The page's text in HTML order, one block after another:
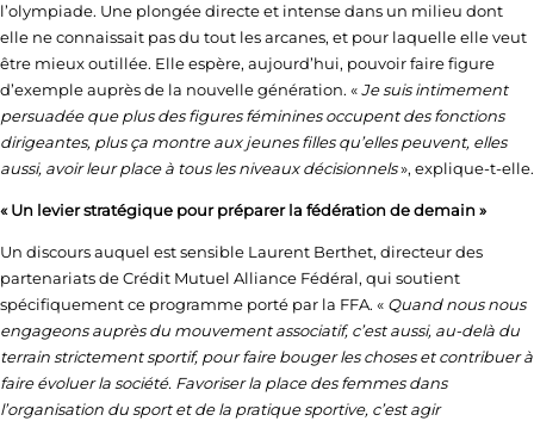
l’olympiade. Une plongée directe et intense dans un milieu dont
elle ne connaissait pas du tout les arcanes, et pour laquelle elle veut
être mieux outillée. Elle espère, aujourd’hui, pouvoir faire figure
d’exemple auprès de la nouvelle génération. «Je suis intimement
persuadée que plus des figures féminines occupent des fonctions
dirigeantes, plus ça montre aux jeunes filles qu’elles peuvent, elles
aussi, avoir leur place à tous les niveaux décisionnels», explique-t-elle.
« Un levier stratégique pour préparer la fédération de demain »
Un discours auquel est sensible Laurent Berthet, directeur des
partenariats de Crédit Mutuel Alliance Fédéral, qui soutient
spécifiquement ce programme porté par la FFA. « Quand nous nous
engageons auprès du mouvement associatif, c’est aussi, au-delà du
terrain strictement sportif, pour faire bouger les choses et contribuer à
faire évoluer la société. Favoriser la place des femmes dans
l’organisation du sport et de la pratique sportive, c’est agir